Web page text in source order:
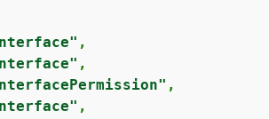
,
,
,
,